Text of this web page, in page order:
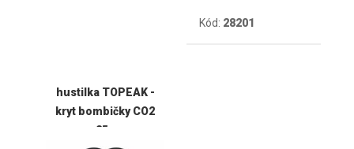
Kód: 28201
hustilka TOPEAK -
kryt bombičky CO2
25g